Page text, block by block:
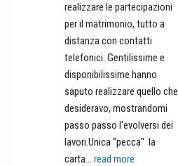
realizzare le partecipazioni
per il matrimonio, tutto a
distanza con contatti
telefonici. Gentilissime e
disponibilissime hanno
saputo realizzare quello che
desideravo, mostrandomi
passo passo l'evolversi dei
lavori.Unica "pecca"  la
carta... read more